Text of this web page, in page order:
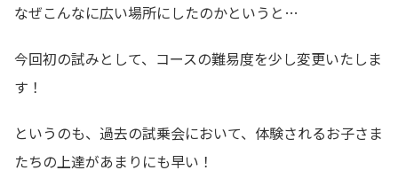
なぜこんなに広い場所にしたのかというと…
今回初の試みとして、コースの難易度を少し変更いたしま
す！
というのも、過去の試乗会において、体験されるお子さま
たちの上達があまりにも早い！